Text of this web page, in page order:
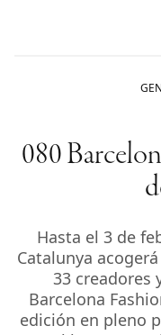
080
Hasta el 3 de
Catalunya
33 creadores
Barcelona
edición en pleno